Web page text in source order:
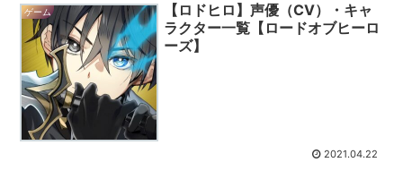
ゲーム
【ロドヒロ】声優（CV）・キャ
ラクター一覧【ロードオブヒーロ
ーズ】
2021.04.22